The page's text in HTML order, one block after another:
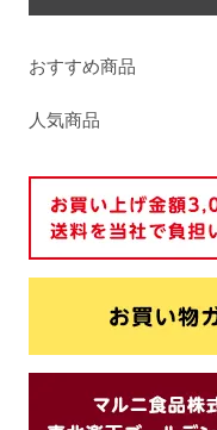
おすすめ商品
人気商品